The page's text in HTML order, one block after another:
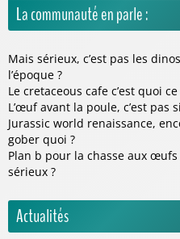
La communauté en parle :
Mais sérieux, c’est pas les
l’époque ?
Le cretaceous cafe c’est quoi
L’œuf avant la poule, c’est pas
Jurassic world renaissance,
gober quoi ?
Plan b pour la chasse aux
sérieux ?
Actualités